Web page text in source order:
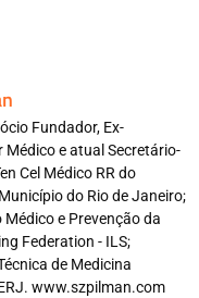
Fundador, Ex-
Médico e atual Secretário-
Cel Médico RR do
do Rio de Janeiro;
e Prevenção da
Federation - ILS;
de Medicina
www.szpilman.com